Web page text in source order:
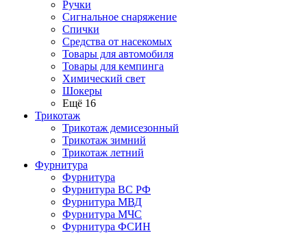
Ручки
Сигнальное снаряжение
Спички
Средства от насекомых
Товары для автомобиля
Товары для кемпинга
Химический свет
Шокеры
Ещё 16
Трикотаж
Трикотаж демисезонный
Трикотаж зимний
Трикотаж летний
Фурнитура
Фурнитура
Фурнитура ВС РФ
Фурнитура МВД
Фурнитура МЧС
Фурнитура ФСИН